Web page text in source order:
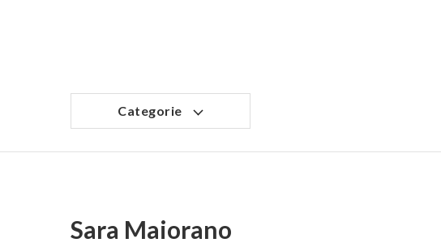
Categorie
Sara Maiorano